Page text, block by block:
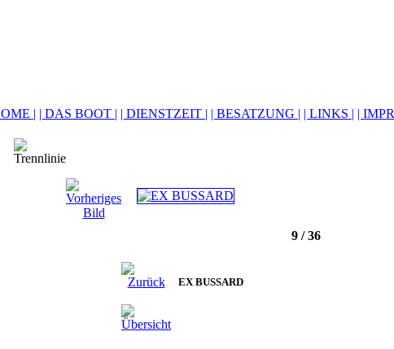
| | DAS BOOT | | DIENSTZEIT | | BESATZUNG | | LINKS | |
9 / 36
EX BUSSARD